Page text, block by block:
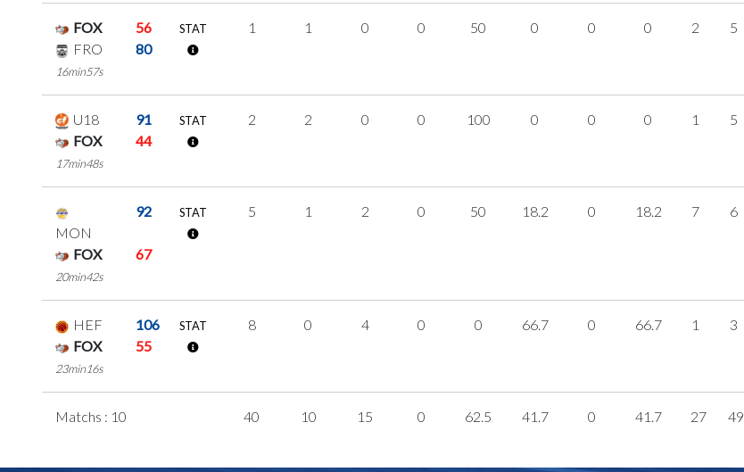
FOX
56
FRO
80
16min57s
STAT 1 1 0 0 50 0 0 0 2 5
U18
91
FOX
44
17min48s
STAT 2 2 0 0 100 0 0 0 1 5
MON
92
FOX 67
20min42s
STAT 5 1 2 0 50 18.2 0 18.2 7 6
HEF
106
FOX
55
23min16s
STAT 8 0 4 0 0 66.7 0 66.7 1 3
Matchs : 10 40 10 15 0 62.5 41.7 0 41.7 27 49